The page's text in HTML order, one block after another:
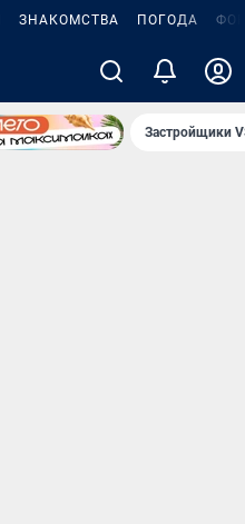
ЗНАКОМСТВА ПОГОДА
Застройщики